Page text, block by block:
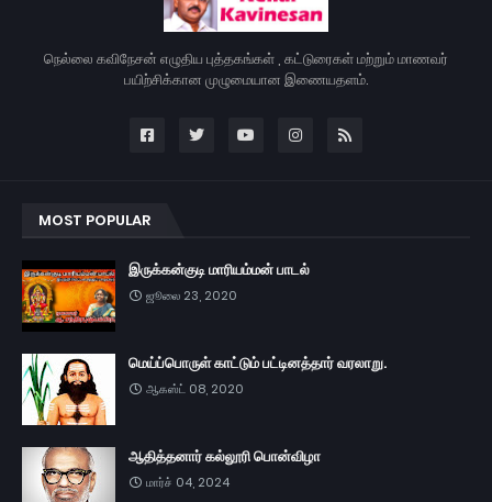
நெல்லை கவிநேசன் எழுதிய புத்தகங்கள் , கட்டுரைகள் மற்றும் மாணவர்
பயிற்சிக்கான முழுமையான இணையதளம்.
MOST POPULAR
இருக்கன்குடி மாரியம்மன் பாடல்
ஜூலை 23, 2020
மெய்ப்பொருள் காட்டும் பட்டினத்தார் வரலாறு.
ஆகஸ்ட் 08, 2020
ஆதித்தனார் கல்லூரி பொன்விழா
மார்ச் 04, 2024